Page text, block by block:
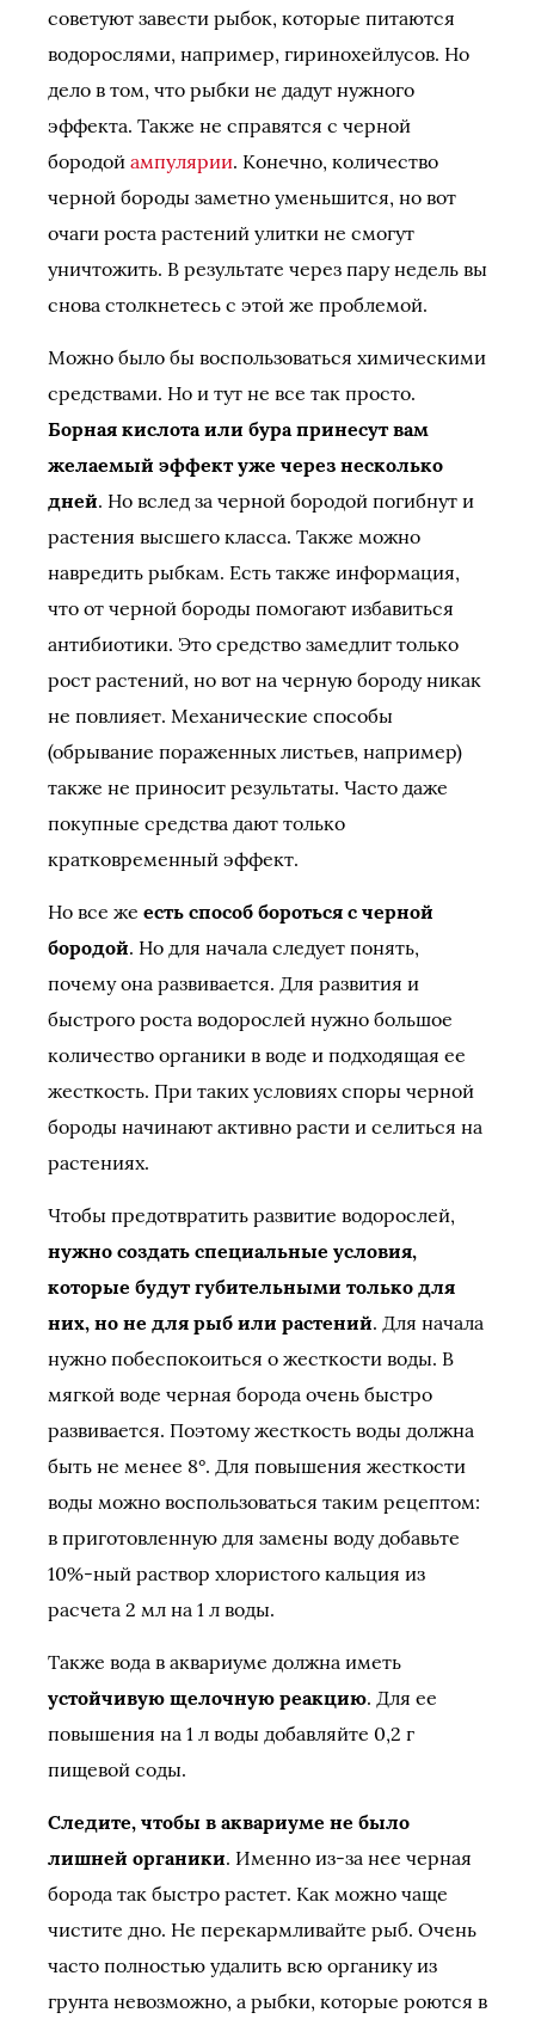
советуют завести рыбок, которые питаются
водорослями, например, гиринохейлусов. Но
дело в том, что рыбки не дадут нужного
эффекта. Также не справятся с черной
бородой ампулярии. Конечно, количество
черной бороды заметно уменьшится, но вот
очаги роста растений улитки не смогут
уничтожить. В результате через пару недель вы
снова столкнетесь с этой же проблемой.
Можно было бы воспользоваться химическими
средствами. Но и тут не все так просто.
Борная кислота или бура принесут вам
желаемый эффект уже через несколько
дней. Но вслед за черной бородой погибнут и
растения высшего класса. Также можно
навредить рыбкам. Есть также информация,
что от черной бороды помогают избавиться
антибиотики. Это средство замедлит только
рост растений, но вот на черную бороду никак
не повлияет. Механические способы
(обрывание пораженных листьев, например)
также не приносит результаты. Часто даже
покупные средства дают только
кратковременный эффект.
Но все же есть способ бороться с черной
бородой. Но для начала следует понять,
почему она развивается. Для развития и
быстрого роста водорослей нужно большое
количество органики в воде и подходящая ее
жесткость. При таких условиях споры черной
бороды начинают активно расти и селиться на
растениях.
Чтобы предотвратить развитие водорослей,
нужно создать специальные условия,
которые будут губительными только для
них, но не для рыб или растений. Для начала
нужно побеспокоиться о жесткости воды. В
мягкой воде черная борода очень быстро
развивается. Поэтому жесткость воды должна
быть не менее 8°. Для повышения жесткости
воды можно воспользоваться таким рецептом:
в приготовленную для замены воду добавьте
10%-ный раствор хлористого кальция из
расчета 2 мл на 1 л воды.
Также вода в аквариуме должна иметь
устойчивую щелочную реакцию. Для ее
повышения на 1 л воды добавляйте 0,2 г
пищевой соды.
Следите, чтобы в аквариуме не было
лишней органики. Именно из-за нее черная
борода так быстро растет. Как можно чаще
чистите дно. Не перекармливайте рыб. Очень
часто полностью удалить всю органику из
грунта невозможно, а рыбки, которые роются в